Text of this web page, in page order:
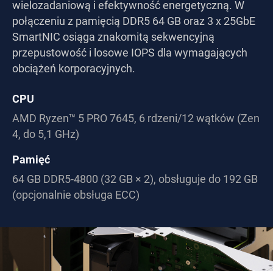
wielozadaniową i efektywność energetyczną. W
połączeniu z pamięcią DDR5 64 GB oraz 3 x 25GbE
SmartNIC osiąga znakomitą sekwencyjną
przepustowość i losowe IOPS dla wymagających
obciążeń korporacyjnych.
CPU
AMD Ryzen™ 5 PRO 7645, 6 rdzeni/12 wątków (Zen
4, do 5,1 GHz)
Pamięć
64 GB DDR5-4800 (32 GB × 2), obsługuje do 192 GB
(opcjonalnie obsługa ECC)